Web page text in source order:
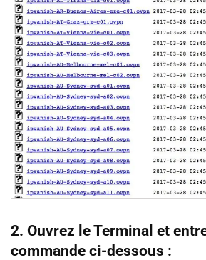
2. Ouvrez le Terminal et
commande ci-dessous :